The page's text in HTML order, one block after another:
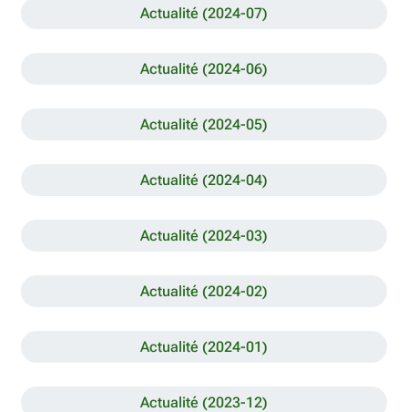
Actualité (2024-07)
Actualité (2024-06)
Actualité (2024-05)
Actualité (2024-04)
Actualité (2024-03)
Actualité (2024-02)
Actualité (2024-01)
Actualité (2023-12)